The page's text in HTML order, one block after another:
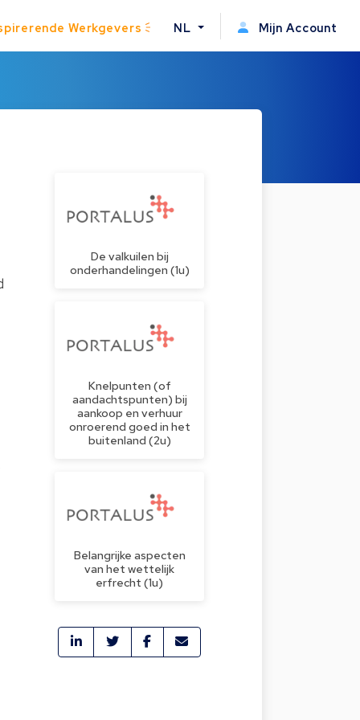
Werkgevers NL Mijn Account
De valkuilen bij
onderhandelingen (1u)
Knelpunten (of
aandachtspunten) bij
aankoop en verhuur
onroerend goed in het
buitenland (2u)
Belangrijke aspecten
van het wettelijk
erfrecht (1u)